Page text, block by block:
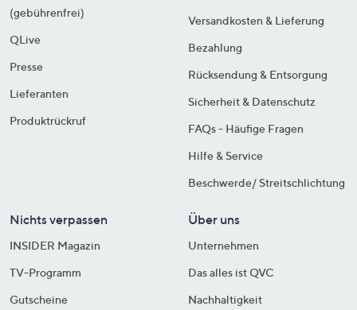
(gebührenfrei)
QLive
Presse
Lieferanten
Produktrückruf
Versandkosten & Lieferung
Bezahlung
Rücksendung & Entsorgung
Sicherheit & Datenschutz
FAQs - Häufige Fragen
Hilfe & Service
Beschwerde/ Streitschlichtung
Nichts verpassen
INSIDER Magazin
TV-Programm
Gutscheine
Über uns
Unternehmen
Das alles ist QVC
Nachhaltigkeit